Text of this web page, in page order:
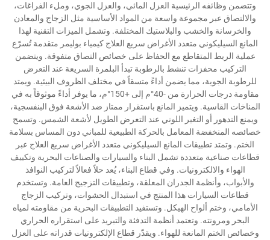
وتتضمن وظائفه الرئيسية العزل المائي، والعزل الجوي، وملء الفراغات،
والالتصاق عبر مجموعة واسعة من المواد الأساسية مثل الزجاج والمعادن
والخرسانة والخشب والبلاستيك المختلفة. وتشمل الميزات التقنية لهذا
المانع السيليكوني متعدد الأغراض سريع العلاج كيمياء بوليمر متقدمة تُسرّع
عملية الربط المتقاطع مع الحفاظ على خصائص التصاق متفوقة. ويتضمن
التركيب محفزات تنشط بالرطوبة تبدأ البلمرة السريعة عند التعرض
للرطوبة الجوية، مما يضمن أداءً متسقاً في مختلف الظروف البيئية. ويمتد
مقاومة درجات الحرارة من -40°م إلى +150°م، ما يوفر أداءً موثوقاً به في
المناخات القاسية. ويتميز المانع باستقرار ممتاز ضد الأشعة فوق البنفسجية،
ويمنع التدهور أو التغير اللوني عند التعرض الطويل لأشعة الشمس. وتسمح
خصائصه المنخفضة المعامل بالحركة الطبيعية للمباني دون المساس بسلامة
الختم. وتمتد تطبيقات المانع السيليكوني متعدد الأغراض سريع العلاج عبر
قطاعات صناعية متعددة تشمل البناء والسيارات والصناعات البحرية وتكييف
الهواء والالكترونيات. وفي قطاع البناء، يُعد حلاً فعالاً لتركيب النوافذ
والأبواب، وأنظمة الجدران المعلقة، وتطبيقات التزجيج العامة. وتستخدم
قطاعات السيارات هذا المنتج في استبدال الحشوات، وتركيب الزجاج
الأمامي، وختم ألواح الهيكل. وتستفيد التطبيقات البحرية من مقاومته لمياه
البحر ومرونته. وتعتمد أنظمة التدفئة والتبريد على استقراره الحراري
وخصائص الختم المانعة للهواء. ويقدّر قطاع الإلكترونيات قدراته على العزل